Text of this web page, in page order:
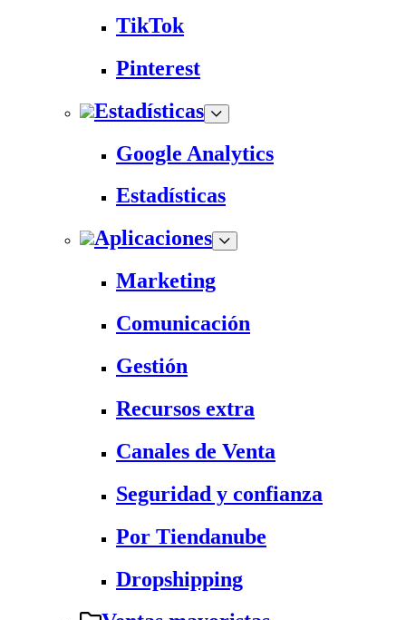
TikTok
Pinterest
Estadísticas
Google Analytics
Estadísticas
Aplicaciones
Marketing
Comunicación
Gestión
Recursos extra
Canales de Venta
Seguridad y confianza
Por Tiendanube
Dropshipping